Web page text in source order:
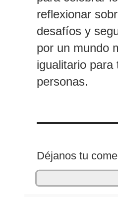
reflexionar
desafíos y
por un mundo
igualitario para
personas.
Déjanos tu